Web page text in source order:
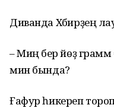
Диванда Хәбирҙең
– Миңә бер йөҙ грамм
мин бында?
Ғафур һикереп